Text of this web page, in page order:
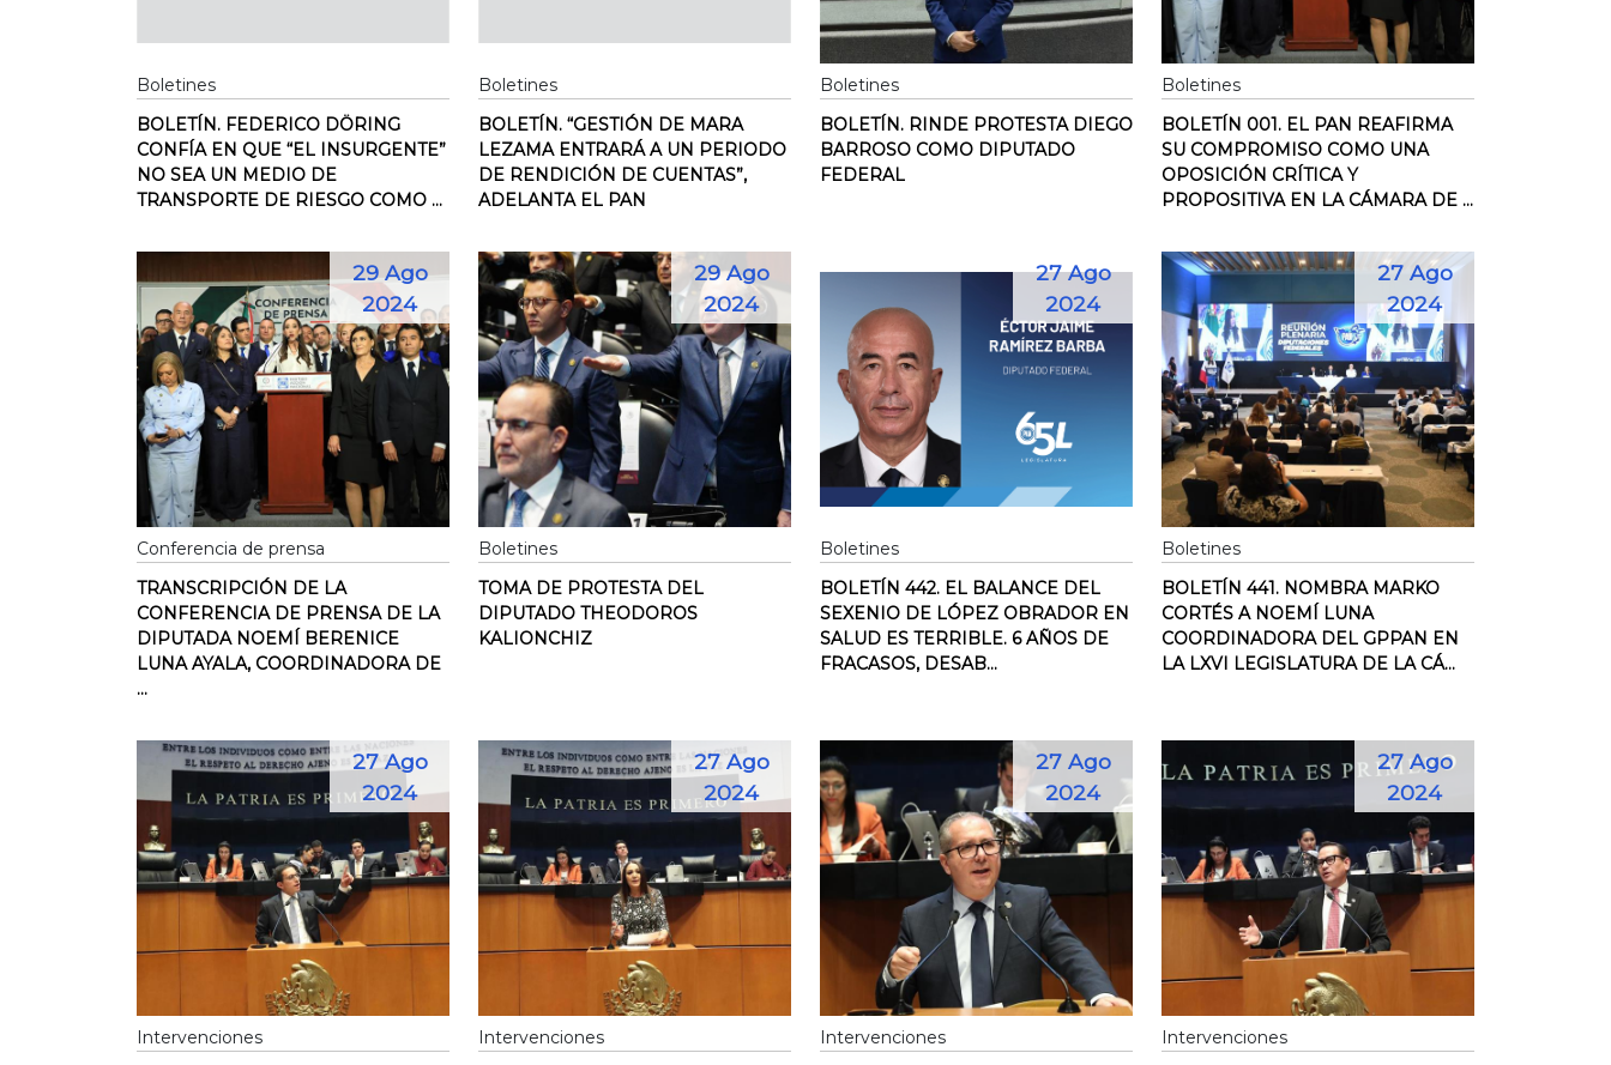
Boletines
BOLETÍN. FEDERICO DÖRING
CONFÍA EN QUE “EL INSURGENTE”
NO SEA UN MEDIO DE
TRANSPORTE DE RIESGO COMO ...
Boletines
BOLETÍN. “GESTIÓN DE MARA
LEZAMA ENTRARÁ A UN PERIODO
DE RENDICIÓN DE CUENTAS”,
ADELANTA EL PAN
Boletines
BOLETÍN. RINDE PROTESTA DIEGO
BARROSO COMO DIPUTADO
FEDERAL
Boletines
BOLETÍN 001. EL PAN REAFIRMA
SU COMPROMISO COMO UNA
OPOSICIÓN CRÍTICA Y
PROPOSITIVA EN LA CÁMARA DE ...
29 Ago
2024
Conferencia de prensa
TRANSCRIPCIÓN DE LA
CONFERENCIA DE PRENSA DE LA
DIPUTADA NOEMÍ BERENICE
LUNA AYALA, COORDINADORA DE
...
29 Ago
2024
Boletines
TOMA DE PROTESTA DEL
DIPUTADO THEODOROS
KALIONCHIZ
27 Ago
2024
Boletines
BOLETÍN 442. EL BALANCE DEL
SEXENIO DE LÓPEZ OBRADOR EN
SALUD ES TERRIBLE. 6 AÑOS DE
FRACASOS, DESAB...
27 Ago
2024
Boletines
BOLETÍN 441. NOMBRA MARKO
CORTÉS A NOEMÍ LUNA
COORDINADORA DEL GPPAN EN
LA LXVI LEGISLATURA DE LA CÁ...
27 Ago
2024
Intervenciones
27 Ago
2024
Intervenciones
27 Ago
2024
Intervenciones
27 Ago
2024
Intervenciones